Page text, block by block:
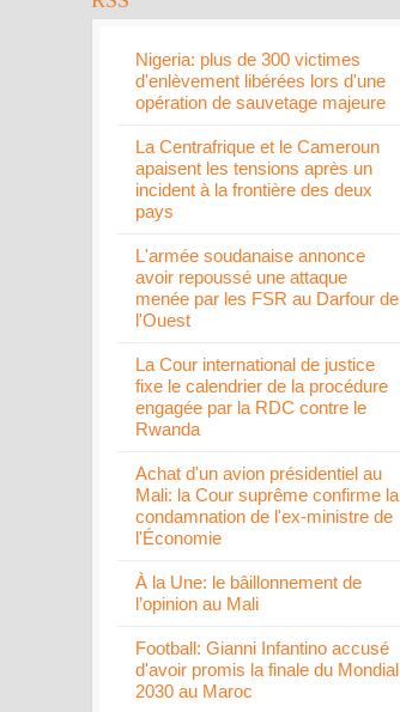
Nigeria: plus de 300 victimes
d'enlèvement libérées lors d'une
opération de sauvetage majeure
La Centrafrique et le Cameroun
apaisent les tensions après un
incident à la frontière des deux
pays
L'armée soudanaise annonce
avoir repoussé une attaque
menée par les FSR au Darfour de
l'Ouest
La Cour international de justice
fixe le calendrier de la procédure
engagée par la RDC contre le
Rwanda
Achat d'un avion présidentiel au
Mali: la Cour suprême confirme la
condamnation de l'ex-ministre de
l'Économie
À la Une: le bâillonnement de
l’opinion au Mali
Football: Gianni Infantino accusé
d'avoir promis la finale du Mondial
2030 au Maroc